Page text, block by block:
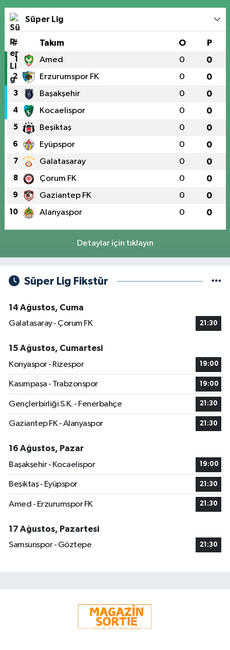
Süper Lig
# Takım O P
1 Amed 0 0
2 Erzurumspor FK 0 0
3 Başakşehir 0 0
4 Kocaelispor 0 0
5 Beşiktaş 0 0
6 Eyüpspor 0 0
7 Galatasaray 0 0
8 Çorum FK 0 0
9 Gaziantep FK 0 0
10 Alanyaspor 0 0
Detaylar için tıklayın
Süper Lig Fikstür
14 Ağustos, Cuma
Galatasaray - Çorum FK
21:30
15 Ağustos, Cumartesi
Konyaspor - Rizespor
19:00
Kasımpaşa - Trabzonspor 19:00
Gençlerbirliği S.K. - Fenerbahçe 21:30
Gaziantep FK - Alanyaspor 21:30
16 Ağustos, Pazar
Başakşehir - Kocaelispor
19:00
Beşiktaş - Eyüpspor 21:30
Amed - Erzurumspor FK 21:30
17 Ağustos, Pazartesi
Samsunspor - Göztepe
21:30